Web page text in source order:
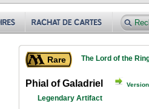
Rare The Lord of the
Phial of Galadriel
Legendary Artifact